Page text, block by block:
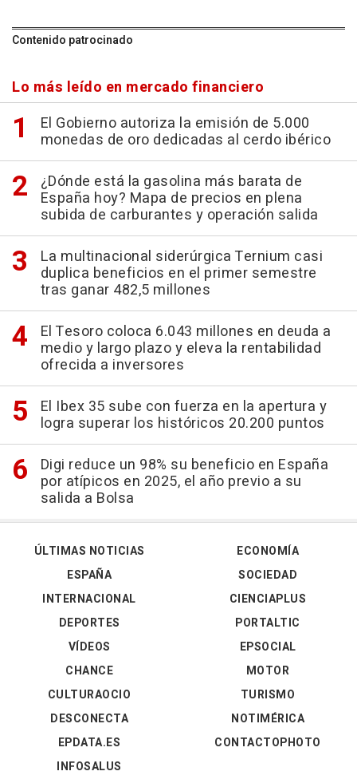
Contenido patrocinado
Lo más leído en mercado financiero
El Gobierno autoriza la emisión de 5.000
monedas de oro dedicadas al cerdo ibérico
¿Dónde está la gasolina más barata de
España hoy? Mapa de precios en plena
subida de carburantes y operación salida
La multinacional siderúrgica Ternium casi
duplica beneficios en el primer semestre
tras ganar 482,5 millones
El Tesoro coloca 6.043 millones en deuda a
medio y largo plazo y eleva la rentabilidad
ofrecida a inversores
El Ibex 35 sube con fuerza en la apertura y
logra superar los históricos 20.200 puntos
Digi reduce un 98% su beneficio en España
por atípicos en 2025, el año previo a su
salida a Bolsa
ÚLTIMAS NOTICIAS
ESPAÑA
INTERNACIONAL
DEPORTES
VÍDEOS
ECONOMÍA
SOCIEDAD
CIENCIAPLUS
PORTALTIC
EPSOCIAL
CHANCE
CULTURAOCIO
DESCONECTA
EPDATA.ES
INFOSALUS
MOTOR
TURISMO
NOTIMÉRICA
CONTACTOPHOTO